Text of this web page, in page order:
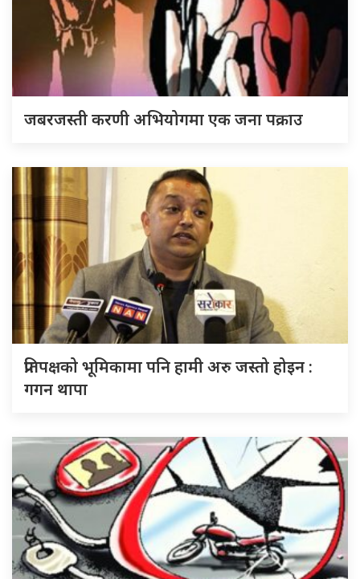
जबरजस्ती करणी अभियोगमा एक जना पक्राउ
प्रतिपक्षको भूमिकामा पनि हामी अरु जस्तो होइन :
गगन थापा